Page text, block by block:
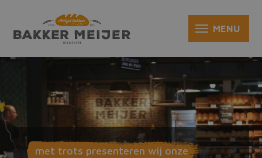
met trots presenteren wij onze